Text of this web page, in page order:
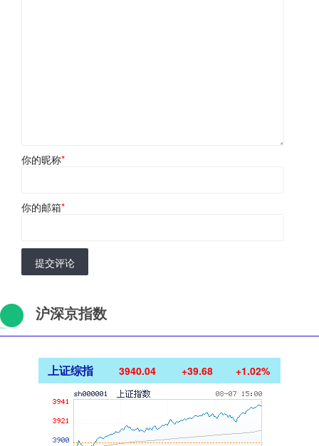
你的昵称*
你的邮箱*
提交评论
沪深京指数
上证综指 3940.04 +39.68 +1.02%